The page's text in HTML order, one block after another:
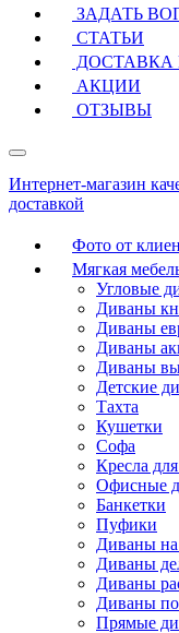
ЗАДАТЬ
СТАТЬИ
ДОСТАВКА
АКЦИИ
ОТЗЫВЫ
Интернет-магазин
доставкой
Фото от
Мягкая
Угловые
Диваны
Диваны
Диваны
Диваны
Детские
Тахта
Кушетки
Софа
Кресла
Офисные
Банкетки
Пуфики
Диваны на
Диваны
Диваны
Диваны
Прямые